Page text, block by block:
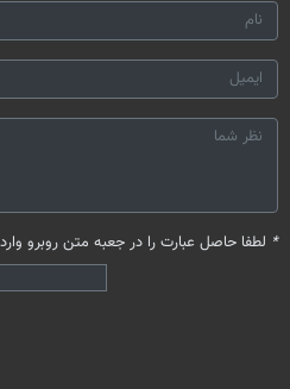
* لطفا حاصل عبارت را در جعبه متن روبرو